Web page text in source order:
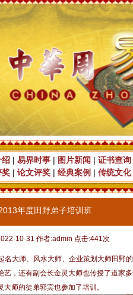
绍 | 易界时事 | 图片新闻 | 证书查询
奖 | 论文评奖 | 经典案例 | 传统文化
年度田野弟子培训班
10-31 作者:admin 点击:441次
大师、风水大师、企业策划大师田野
，还有副会长金灵大师也传授了道家
师的徒弟郭宾也参加了培训。